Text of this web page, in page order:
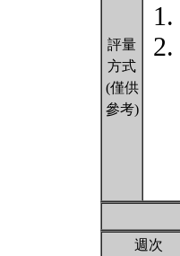
評量
方式
(僅供
參考)
週次